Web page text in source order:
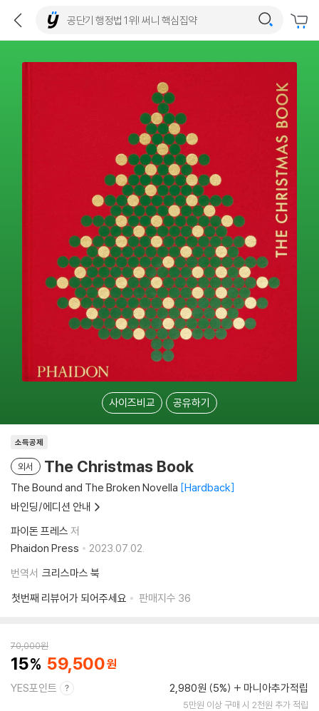
사이즈비교 공유하기
소득공제
외서 The Christmas Book
The Bound and The Broken Novella Hardback
바인딩/에디션 안내
파이돈 프레스 저
Phaidon Press
2023.07.02.
번역서 크리스마스 북
첫번째 리뷰어가 되어주세요
판매지수 36
70,000원
15 59,500
YES포인트 2,980원 (5%) 마니아추가적립
5만원 이상 구매 시 2천원 추가 적립